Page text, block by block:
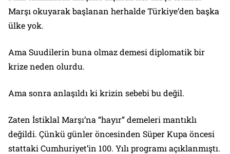
Marşı okuyarak başlanan herhalde Türkiye’den başka
ülke yok.
Ama Suudilerin buna olmaz demesi diplomatik bir
krize neden olurdu.
Ama sonra anlaşıldı ki krizin sebebi bu değil.
Zaten İstiklal Marşı’na “hayır” demeleri mantıklı
değildi. Çünkü günler öncesinden Süper Kupa öncesi
stattaki Cumhuriyet’in 100. Yılı programı açıklanmıştı.